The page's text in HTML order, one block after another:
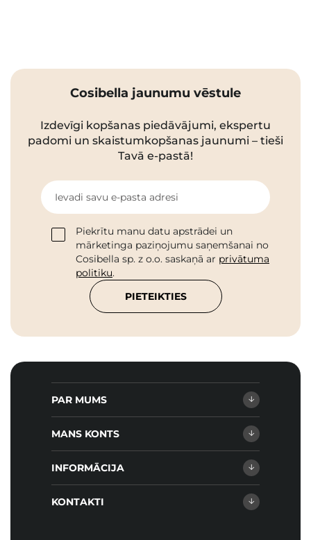
Cosibella jaunumu vēstule
Izdevīgi kopšanas piedāvājumi, ekspertu
padomi un skaistumkopšanas jaunumi – tieši
Tavā e-pastā!
Ievadi savu e-pasta adresi
Piekrītu manu datu apstrādei un
mārketinga paziņojumu saņemšanai no
Cosibella sp. z o.o. saskaņā ar privātuma
politiku.
PIETEIKTIES
PAR MUMS
MANS KONTS
INFORMĀCIJA
KONTAKTI